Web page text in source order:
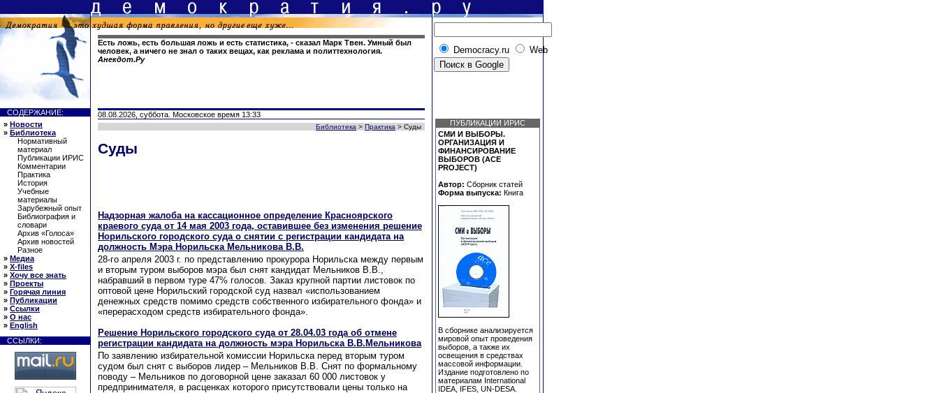
Есть ложь, есть большая ложь и есть статистика, - сказал Марк Твен. Умный был
человек, а ничего не знал о таких вещах, как реклама и политтехнология.
Анекдот.Ру
Democracy.ru Web
СОДЕРЖАНИЕ:
» Новости
» Библиотека
Нормативный
материал
Публикации ИРИС
Комментарии
Практика
История
Учебные
материалы
Зарубежный опыт
Библиография и
словари
Архив «Голоса»
Архив новостей
Разное
» Медиа
» X-files
» Хочу все знать
» Проекты
» Горячая линия
» Публикации
» Ссылки
» О нас
» English
ССЫЛКИ:
08.08.2026, суббота. Московское время 13:33
Библиотека > Практика > Суды
Суды
Надзорная жалоба на кассационное определение Красноярского
краевого суда от 14 мая 2003 года, оставившее без изменения решение
Норильского городского суда о снятии с регистрации кандидата на
должность Мэра Норильска Мельникова В.В.
28-го апреля 2003 г. по представлению прокурора Норильска между первым
и вторым туром выборов мэра был снят кандидат Мельников В.В.,
набравший в первом туре 47% голосов. Заказ крупной партии листовок по
оптовой цене Норильский городской суд назвал «использованием
денежных средств помимо средств собственного избирательного фонда» и
«перерасходом средств избирательного фонда».
Решение Норильского городского суда от 28.04.03 года об отмене
регистрации кандидата на должность мэра Норильска В.В.Мельникова
По заявлению избирательной комиссии Норильска перед вторым туром
судом был снят с выборов лидер – Мельников В.В. Снят по формальному
поводу – Мельников по договорной цене заказал 60 000 листовок у
предпринимателя, в расценках которого присутствовали цены только на
ПУБЛИКАЦИИ ИРИС
СМИ И ВЫБОРЫ.
ОРГАНИЗАЦИЯ И
ФИНАНСИРОВАНИЕ
ВЫБОРОВ (ACE
PROJECT)
Автор: Сборник статей
Форма выпуска: Книга
В сборнике анализируется
мировой опыт проведения
выборов, а также их
освещения в средствах
массовой информации.
Издание подготовлено по
материалам International
IDEA, IFES, UN-DESA.